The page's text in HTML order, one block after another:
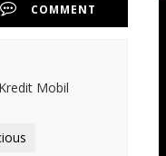
COMMENT
Mobil